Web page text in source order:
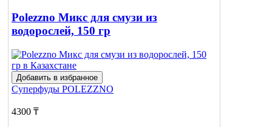
Polezzno Микс для смузи из
водорослей, 150 гр
Добавить в избранное
Суперфуды POLEZZNO
4300 ₸